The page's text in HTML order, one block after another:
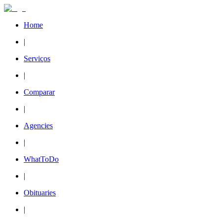
Home
|
Serviços
|
Comparar
|
Agencies
|
WhatToDo
|
Obituaries
|